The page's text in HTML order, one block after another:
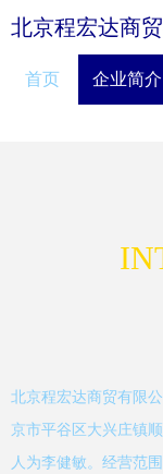
北京程宏达商
首页 企业简介
北京程宏达商贸有限
京市平谷区大兴庄镇
人为李健敏。经营范